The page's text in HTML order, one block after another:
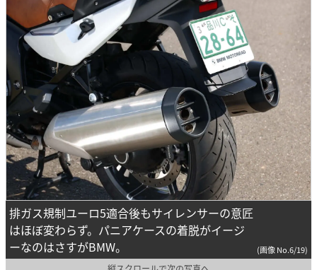
排ガス規制ユーロ5適合後もサイレンサーの意匠
はほぼ変わらず。パニアケースの着脱がイージ
ーなのはさすがBMW。
(画像 No.6/19)